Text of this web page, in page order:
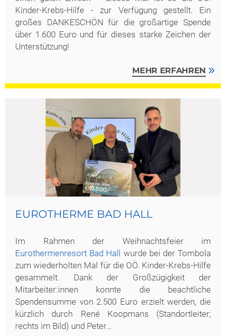
Kinder-Krebs-Hilfe - zur Verfügung gestellt. Ein
großes DANKESCHÖN für die großartige Spende
über 1.600 Euro und für dieses starke Zeichen der
Unterstützung!
MEHR ERFAHREN
EUROTHERME BAD HALL
Im Rahmen der Weihnachtsfeier im
Eurothermenresort Bad Hall
wurde bei der Tombola
zum wiederholten Mal für die OÖ. Kinder-Krebs-Hilfe
gesammelt. Dank der Großzügigkeit der
Mitarbeiter:innen konnte die beachtliche
Spendensumme von 2.500 Euro erzielt werden, die
kürzlich durch René Koopmans (Standortleiter;
rechts im Bild) und Peter…